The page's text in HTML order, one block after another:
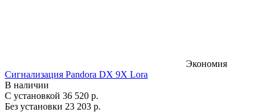
Экономия
Сигнализация Pandora DX 9X Lora
В наличии
С установкой 36 520 р.
Без установки 23 203 р.